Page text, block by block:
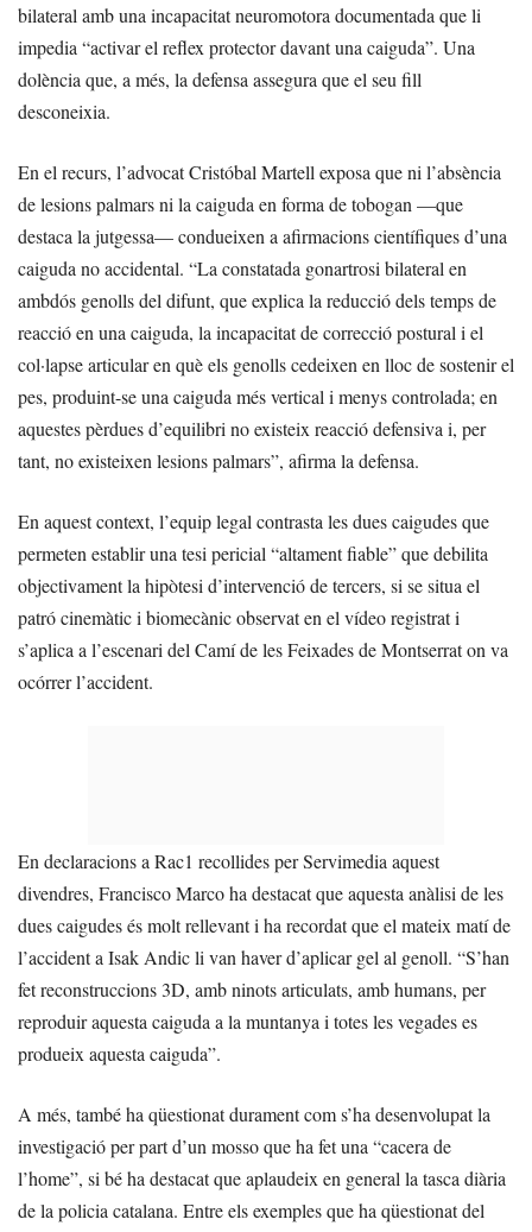
bilateral amb una incapacitat neuromotora documentada que li
impedia “activar el reflex protector davant una caiguda”. Una
dolència que, a més, la defensa assegura que el seu fill
desconeixia.
En el recurs, l’advocat Cristóbal Martell exposa que ni l’absència
de lesions palmars ni la caiguda en forma de tobogan —que
destaca la jutgessa— condueixen a afirmacions científiques d’una
caiguda no accidental. “La constatada gonartrosi bilateral en
ambdós genolls del difunt, que explica la reducció dels temps de
reacció en una caiguda, la incapacitat de correcció postural i el
col·lapse articular en què els genolls cedeixen en lloc de sostenir el
pes, produint-se una caiguda més vertical i menys controlada; en
aquestes pèrdues d’equilibri no existeix reacció defensiva i, per
tant, no existeixen lesions palmars”, afirma la defensa.
En aquest context, l’equip legal contrasta les dues caigudes que
permeten establir una tesi pericial “altament fiable” que debilita
objectivament la hipòtesi d’intervenció de tercers, si se situa el
patró cinemàtic i biomecànic observat en el vídeo registrat i
s’aplica a l’escenari del Camí de les Feixades de Montserrat on va
ocórrer l’accident.
En declaracions a Rac1 recollides per Servimedia aquest
divendres, Francisco Marco ha destacat que aquesta anàlisi de les
dues caigudes és molt rellevant i ha recordat que el mateix matí de
l’accident a Isak Andic li van haver d’aplicar gel al genoll. “S’han
fet reconstruccions 3D, amb ninots articulats, amb humans, per
reproduir aquesta caiguda a la muntanya i totes les vegades es
produeix aquesta caiguda”.
A més, també ha qüestionat durament com s’ha desenvolupat la
investigació per part d’un mosso que ha fet una “cacera de
l’home”, si bé ha destacat que aplaudeix en general la tasca diària
de la policia catalana. Entre els exemples que ha qüestionat del